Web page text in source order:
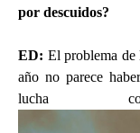
por descuidos?
ED: El problema de
año no parece
lucha